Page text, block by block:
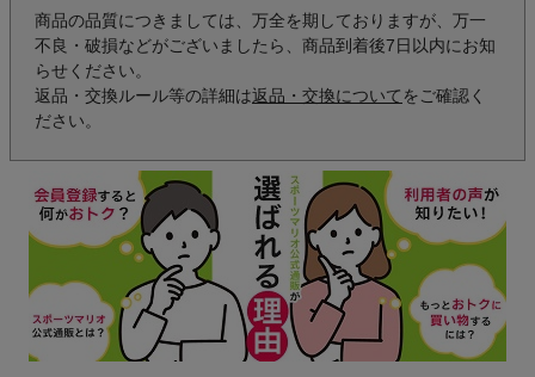
商品の品質につきましては、万全を期しておりますが、万一
不良・破損などがございましたら、商品到着後7日以内にお知
らせください。
返品・交換ルール等の詳細は返品・交換について をご確認く
ださい。